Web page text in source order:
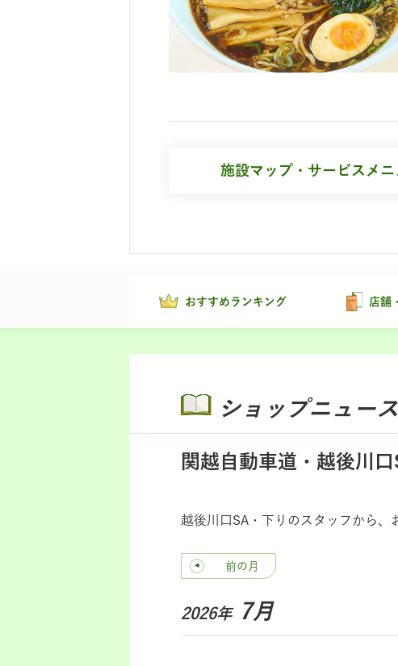
施設マップ・サービスメニ
おすすめランキング 店舗
ショップニュース
関越自動車道・越後川口
越後川口SA・下りのスタッフから、
前の月
2026年 7月